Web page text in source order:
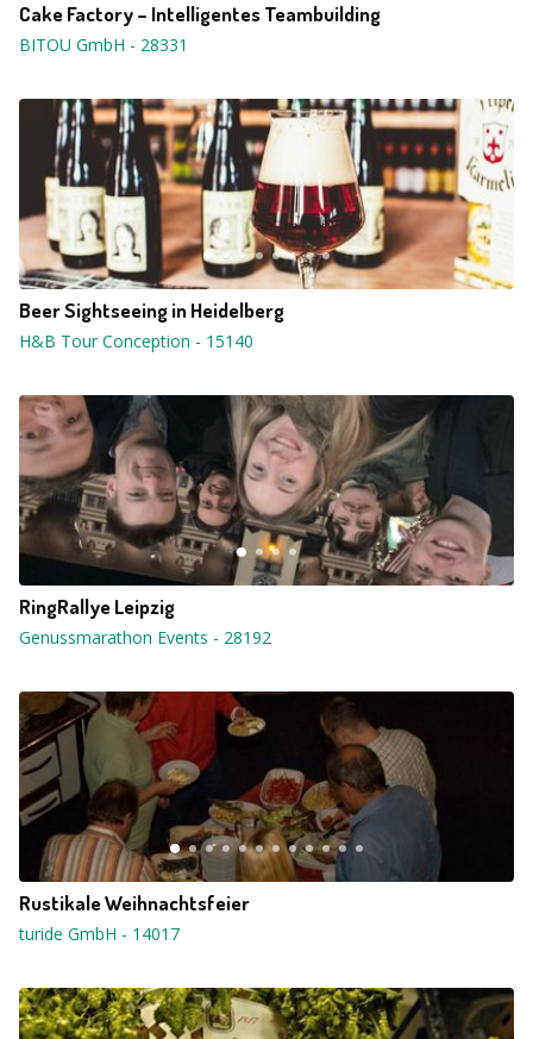
Cake Factory – Intelligentes Teambuilding
BITOU GmbH - 28331
Beer Sightseeing in Heidelberg
H&B Tour Conception - 15140
RingRallye Leipzig
Genussmarathon Events - 28192
Rustikale Weihnachtsfeier
turide GmbH - 14017